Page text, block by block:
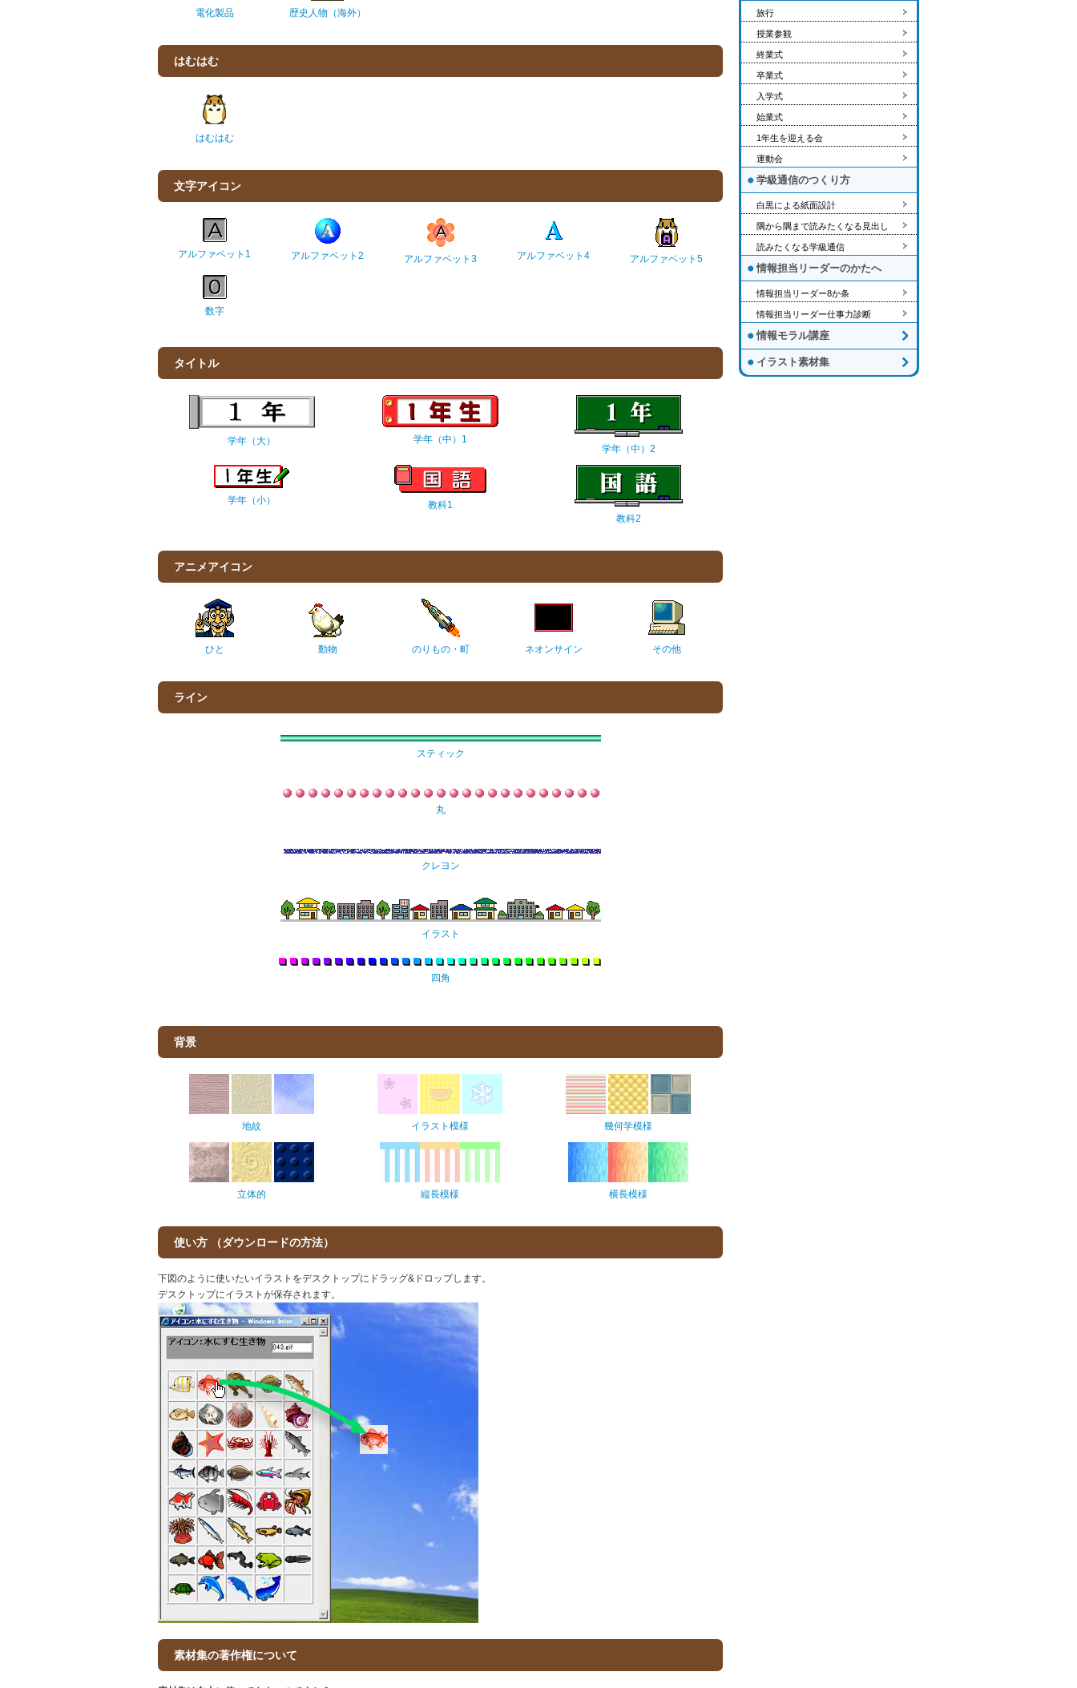
電化製品 歴史人物（海外）
はむはむ
はむはむ
文字アイコン
アルファベット1 アルファベット2 アルファベット3 アルファベット4 アルファベット5
数字
タイトル
学年（大）
学年（中）1
学年（中）2
学年（小）
教科1
教科2
アニメアイコン
ひと 動物 のりもの・町 ネオンサイン その他
ライン
スティック
丸
クレヨン
イラスト
四角
背景
地紋 イラスト模様 幾何学模様
立体的 縦長模様 横長模様
使い方 （ダウンロードの方法）
下図のように使いたいイラストをデスクトップにドラッグ&ドロップします。
デスクトップにイラストが保存されます。
素材集の著作権について
旅行
授業参観
終業式
卒業式
入学式
始業式
1年生を迎える会
運動会
学級通信のつくり方
白黒による紙面設計
隅から隅まで読みたくなる見出し
読みたくなる学級通信
情報担当リーダーのかたへ
情報担当リーダー8か条
情報担当リーダー仕事力診断
情報モラル講座
イラスト素材集